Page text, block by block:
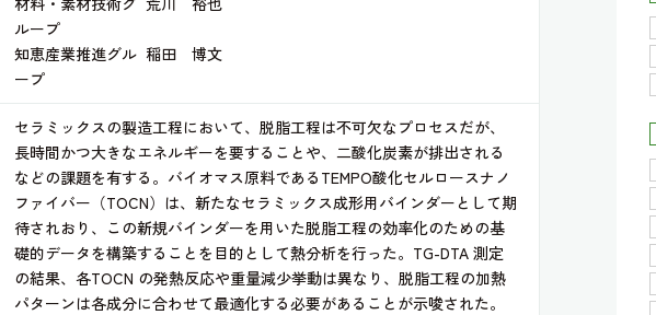
ループ
知恵産業推進グル
ープ
稲田 博文
セラミックスの製造工程において、脱脂工程は不可欠なプロセスだが、
長時間かつ大きなエネルギーを要することや、二酸化炭素が排出される
などの課題を有する。バイオマス原料であるTEMPO酸化セルロースナノ
ファイバー（TOCN）は、新たなセラミックス成形用バインダーとして期
待されおり、この新規バインダーを用いた脱脂工程の効率化のための基
礎的データを構築することを目的として熱分析を行った。TG-DTA 測定
の結果、各TOCN の発熱反応や重量減少挙動は異なり、脱脂工程の加熱
パターンは各成分に合わせて最適化する必要があることが示唆された。